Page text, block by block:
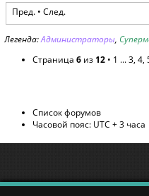
Пред.• След.
Легенда:Администраторы,
Страница 6 из 12 • 1 ...3, 4,
Список форумов
Часовой пояс: UTC + 3 часа